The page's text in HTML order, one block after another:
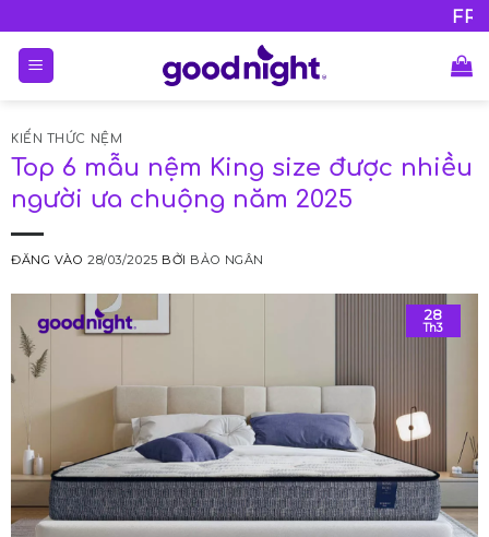
FREESHIP VỚI
KIẾN THỨC NỆM
Top 6 mẫu nệm King size được nhiều
người ưa chuộng năm 2025
ĐĂNG VÀO28/03/2025 BỞI BẢO NGÂN
28
Th3